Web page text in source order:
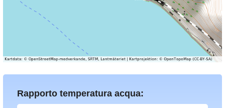
Rapporto temperatura acqua: